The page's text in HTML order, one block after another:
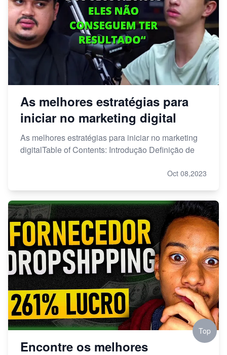
As melhores estratégias para
iniciar no marketing digital
As melhores estratégias para iniciar no marketing
digitalTable of Contents: Introdução Definição de
Oct 08,2023
Encontre os melhores
Top